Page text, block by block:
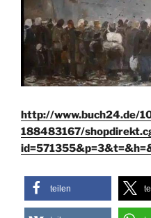
http://www.buch24.de/
188483167/
teilen